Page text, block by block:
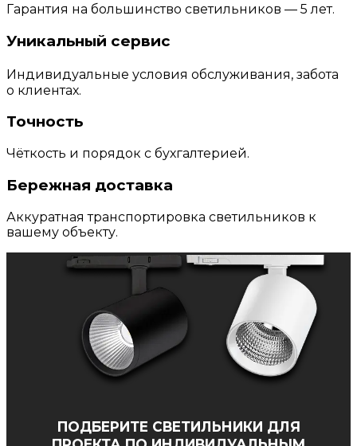
Гарантия на большинство светильников — 5 лет.
Уникальный сервис
Индивидуальные условия обслуживания, забота
о клиентах.
Точность
Чёткость и порядок с бухгалтерией.
Бережная доставка
Аккуратная транспортировка светильников к
вашему объекту.
ПОДБЕРИТЕ СВЕТИЛЬНИКИ ДЛЯ